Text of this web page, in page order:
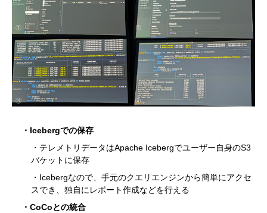
・Icebergでの保存
・テレメトリデータはApache Icebergでユーザー自身のS3
バケットに保存
・Icebergなので、手元のクエリエンジンから簡単にアクセ
スでき、独自にレポート作成などを行える
・CoCoとの統合